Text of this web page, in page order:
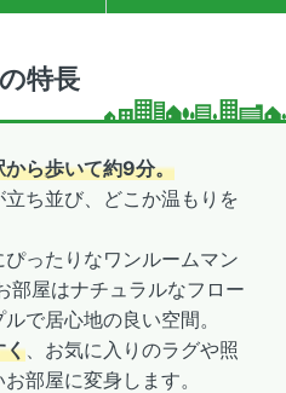
特長
ら歩いて約9分。
ち並び、どこか温もりを
ったりなワンルームマン
部屋はナチュラルなフロー
で居心地の良い空間。
く 、お気に入りのラグや照
部屋に変身します。